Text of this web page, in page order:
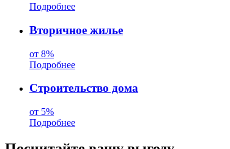
Подробнее
Вторичное жилье
от 8%
Подробнее
Строительство дома
от 5%
Подробнее